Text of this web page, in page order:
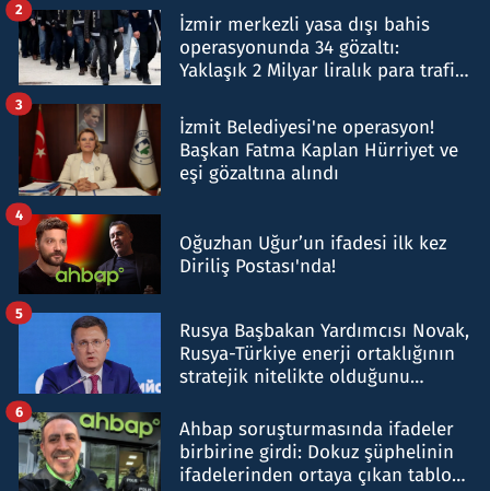
İzmir merkezli yasa dışı bahis
operasyonunda 34 gözaltı:
Yaklaşık 2 Milyar liralık para trafiği
2
İzmit Belediyesi'ne operasyon!
Başkan Fatma Kaplan Hürriyet ve
eşi gözaltına alındı
3
Oğuzhan Uğur’un ifadesi ilk kez
Diriliş Postası'nda!
4
Rusya Başbakan Yardımcısı Novak,
Rusya-Türkiye enerji ortaklığının
stratejik nitelikte olduğunu
5
Ahbap soruşturmasında ifadeler
birbirine girdi: Dokuz şüphelinin
ifadelerinden ortaya çıkan tablo
6